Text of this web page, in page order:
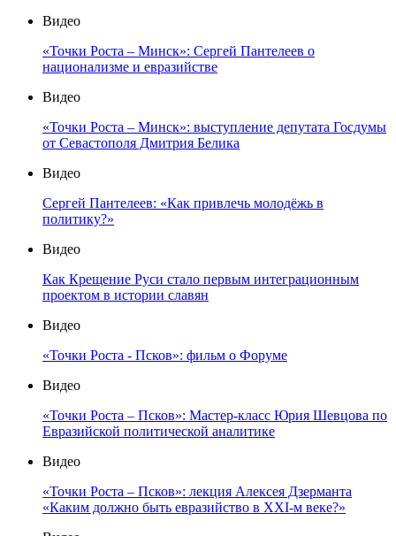
Видео
«Точки Роста – Минск»: Сергей Пантелеев о
национализме и евразийстве
Видео
«Точки Роста – Минск»: выступление депутата Госдумы
от Севастополя Дмитрия Белика
Видео
Сергей Пантелеев: «Как привлечь молодёжь в
политику?»
Видео
Как Крещение Руси стало первым интеграционным
проектом в истории славян
Видео
«Точки Роста - Псков»: фильм о Форуме
Видео
«Точки Роста – Псков»: Мастер-класс Юрия Шевцова по
Евразийской политической аналитике
Видео
«Точки Роста – Псков»: лекция Алексея Дзерманта
«Каким должно быть евразийство в XXI-м веке?»